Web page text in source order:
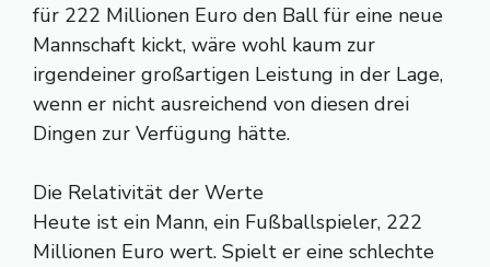
für 222 Millionen Euro den Ball für eine neue
Mannschaft kickt, wäre wohl kaum zur
irgendeiner großartigen Leistung in der Lage,
wenn er nicht ausreichend von diesen drei
Dingen zur Verfügung hätte.
Die Relativität der Werte
Heute ist ein Mann, ein Fußballspieler, 222
Millionen Euro wert. Spielt er eine schlechte